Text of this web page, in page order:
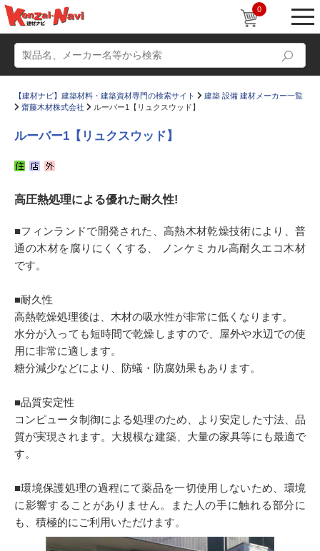
0
かたなび コラム
すまいリング 設計士インタビュー
Q＆A 販売・施工代理店募集
【建材ナビ】建築材料・建築資材専門の検索サイト
建築 設備 建材メーカー一覧
齋藤木材株式会社
ルーバー1【リュクスウッド】
ルーバー1【リュクスウッド】
高圧熱処理による優れた耐久性!
■フィンランドで開発された、高熱木材乾燥技術により、普
通の木材を腐りにくくする、 ノンケミカル高耐久エコ木材
です。
■耐久性
高熱乾燥処理後は、木材の吸水性が非常に低くなります。
水分が入っても短時間で乾燥しますので、屋外や水辺での使
用に非常に適します。
糖分減少などにより、防蟻・防腐効果もあります。
■品質安定性
コンピュータ制御による処理のため、より安定した寸法、品
質が実現されます。大規模な建築、大量の家具等にも最適で
す。
■環境保護処理の過程にて薬品を一切使用しないため、環境
に影響することがありません。また人の手に触れる部分に
も、積極的にご利用いただけます。